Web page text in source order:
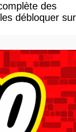
des
débloquer sur